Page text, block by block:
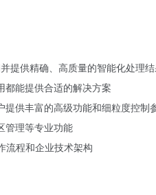
提供精确、高质量的智能化处理
都能提供合适的解决方案
提供丰富的高级功能和细粒度控制
管理等专业功能
流程和企业技术架构